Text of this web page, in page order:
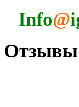
Info@
Отзывы